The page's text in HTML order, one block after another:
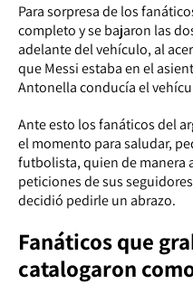
Para sorpresa de los
completo y se bajaron las
adelante del vehículo, al
que Messi estaba en el
Antonella conducía el
Ante esto los fanáticos del
el momento para saludar,
futbolista, quien de manera
peticiones de sus
decidió pedirle un abrazo.
Fanáticos que
catalogaron